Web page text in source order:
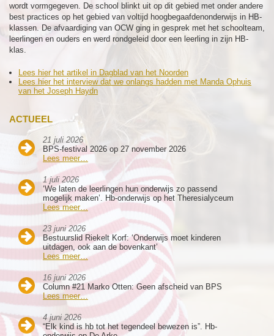
ACTUEEL
21 juli 2026
BPS-festival 2026 op 27 november 2026
Lees meer…
1 juli 2026
‘We laten de leerlingen hun onderwijs zo passend
mogelijk maken’. Hb-onderwijs op het Theresialyceum
Lees meer…
23 juni 2026
Bestuurslid Riekelt Korf: ‘Onderwijs moet kinderen
uitdagen, ook aan de bovenkant’
Lees meer…
16 juni 2026
Column #21 Marko Otten: Geen afscheid van BPS
Lees meer…
4 juni 2026
“Elk kind is hb tot het tegendeel bewezen is”. Hb-
wordt vormgegeven. De school blinkt uit op dit gebied met onder andere
best practices op het gebied van voltijd hoogbegaafdenonderwijs in HB-
klassen. De afvaardiging van OCW ging in gesprek met het schoolteam,
leerlingen en ouders en werd rondgeleid door een leerling in zijn HB-
klas.
Lees hier het artikel in Dagblad van het Noorden
Lees hier het interview dat we onlangs hadden met Manda Ophuis
van het Joseph Haydn